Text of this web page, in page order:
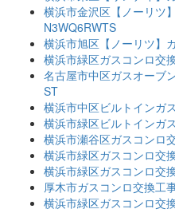
横浜市金沢区【ノーリツ
N3WQ6RWTS
横浜市旭区【ノーリツ】
横浜市緑区ガスコンロ交
名古屋市中区ガスオーブ
ST
横浜市中区ビルトインガ
横浜市緑区ビルトインガ
横浜市瀬谷区ガスコンロ
横浜市緑区ガスコンロ交
横浜市緑区ガスコンロ交
厚木市ガスコンロ交換工
横浜市緑区ガスコンロ交